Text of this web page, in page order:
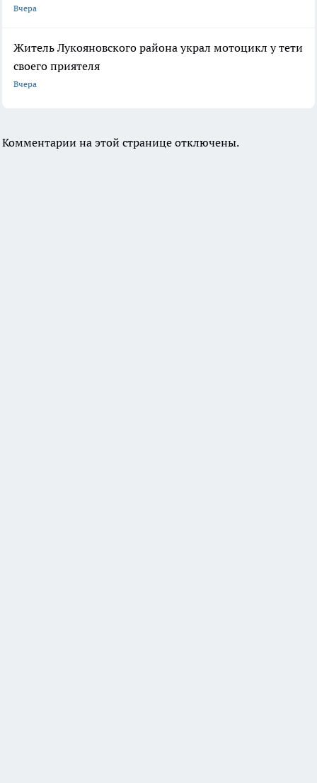
Вчера
Житель Лукояновского района украл мотоцикл у тети
своего приятеля
Вчера
Комментарии на этой странице отключены.